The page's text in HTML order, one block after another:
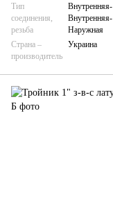
Тип
соединения,
резьба
Внутренняя-
Внутренняя-
Наружная
Страна –
производитель
Украина